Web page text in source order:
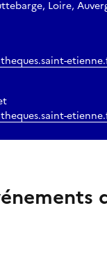
Loire,